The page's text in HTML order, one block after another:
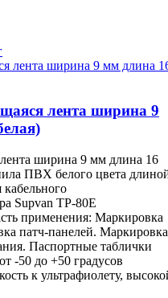
лента ширина 9
ширина 9 мм длина 16
ПВХ белого цвета
Supvan TP-80E
применения: Маркировка
патч-панелей. Маркировка
Паспортные таблички
-50 до +50 градусов
к ультрафиолету,